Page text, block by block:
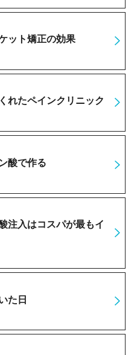
ット矯正の効果
れたペインクリニック
酸で作る
注入はコスパが最もイ
た日